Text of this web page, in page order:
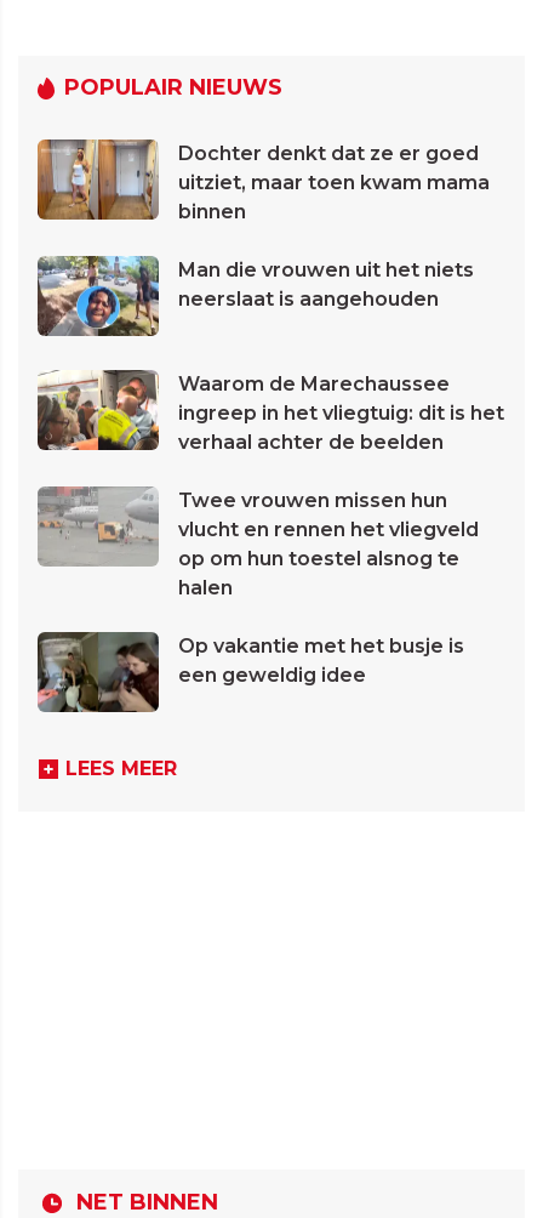
POPULAIR NIEUWS
Dochter denkt dat ze er goed
uitziet, maar toen kwam mama
binnen
Man die vrouwen uit het niets
neerslaat is aangehouden
Waarom de Marechaussee
ingreep in het vliegtuig: dit is het
verhaal achter de beelden
Twee vrouwen missen hun
vlucht en rennen het vliegveld
op om hun toestel alsnog te
halen
Op vakantie met het busje is
een geweldig idee
LEES MEER
NET BINNEN